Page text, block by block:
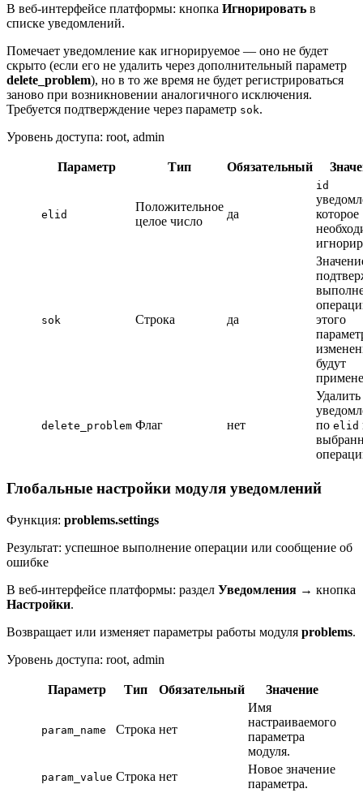
В веб-интерфейсе платформы: кнопка Игнорировать в
списке уведомлений.
Помечает уведомление как игнорируемое — оно не будет
скрыто (если его не удалить через дополнительный параметр
delete_problem), но в то же время не будет регистрироваться
заново при возникновении аналогичного исключения.
Требуется подтверждение через параметр sok.
Уровень доступа: root, admin
Параметр Тип Обязательный
elid
Положительное
целое число
да
id
которое
sok Строка да
этого
будут
delete_problem Флаг нет
Удалить
по elid
Глобальные настройки модуля уведомлений
Функция: problems.settings
Результат: успешное выполнение операции или сообщение об
ошибке
В веб-интерфейсе платформы: раздел Уведомления → кнопка
Настройки.
Возвращает или изменяет параметры работы модуля problems.
Уровень доступа: root, admin
Параметр Тип Обязательный Значение
param_name Строка нет
Имя
настраиваемого
параметра
модуля.
param_value Строка нет
Новое значение
параметра.